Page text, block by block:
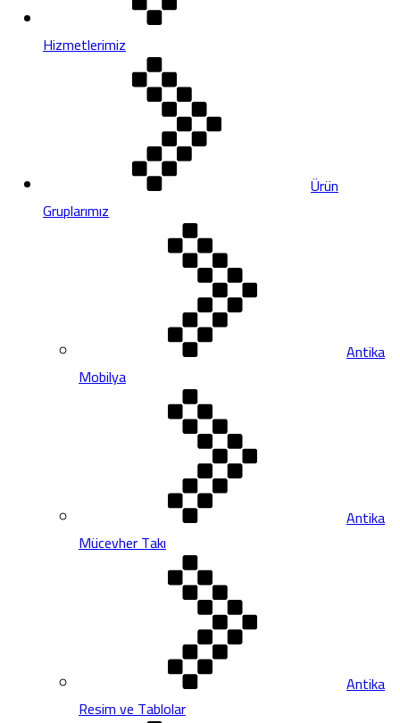
Hizmetlerimiz
Ürün
Gruplarımız
Antika
Mobilya
Antika
Mücevher Takı
Antika
Resim ve Tablolar